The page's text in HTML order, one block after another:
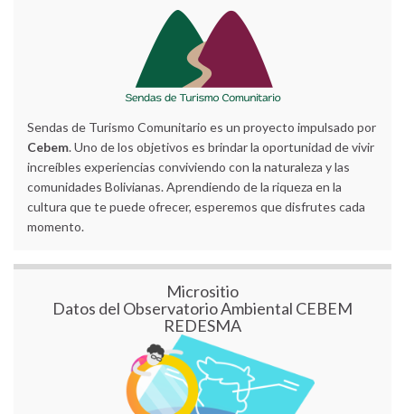
Sendas de Turismo Comunitario es un proyecto impulsado por
Cebem. Uno de los objetivos es brindar la oportunidad de vivir
increíbles experiencias conviviendo con la naturaleza y las
comunidades Bolivianas. Aprendiendo de la riqueza en la
cultura que te puede ofrecer, esperemos que disfrutes cada
momento.
Micrositio
Datos del Observatorio Ambiental CEBEM
REDESMA